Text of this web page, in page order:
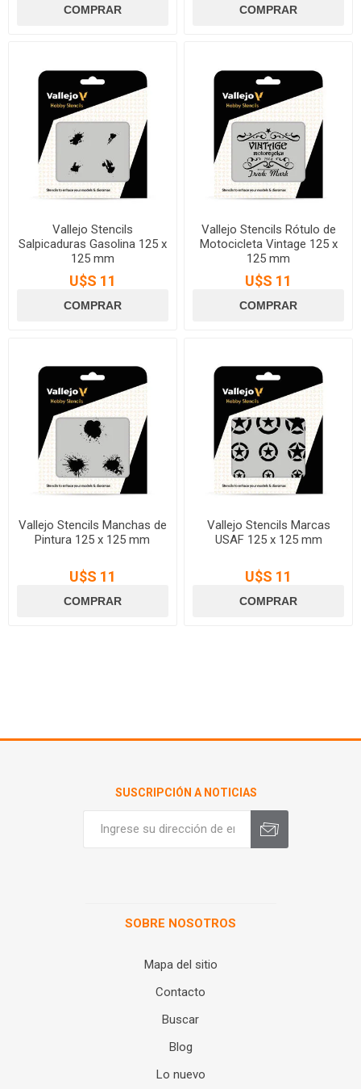
Vallejo Stencils
Salpicaduras Gasolina 125 x
125 mm
U$S 11
Vallejo Stencils Rótulo de
Motocicleta Vintage 125 x
125 mm
U$S 11
Vallejo Stencils Manchas de
Pintura 125 x 125 mm
U$S 11
Vallejo Stencils Marcas
USAF 125 x 125 mm
U$S 11
SUSCRIPCIÓN A NOTICIAS
SOBRE NOSOTROS
Mapa del sitio
Contacto
Buscar
Blog
Lo nuevo